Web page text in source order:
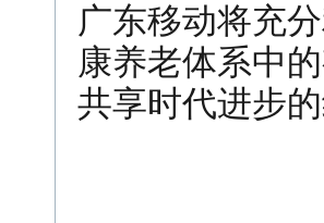
广东移动将充
康养老体系中
共享时代进步的